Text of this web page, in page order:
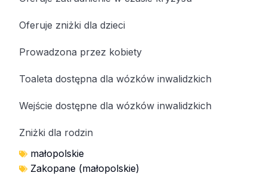
Oferuje zniżki dla dzieci
Prowadzona przez kobiety
Toaleta dostępna dla wózków inwalidzkich
Wejście dostępne dla wózków inwalidzkich
Zniżki dla rodzin
małopolskie
Zakopane (małopolskie)